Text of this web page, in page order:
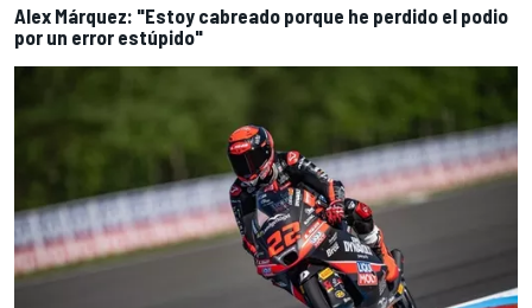
Alex Márquez: "Estoy cabreado porque he perdido el podio
por un error estúpido"